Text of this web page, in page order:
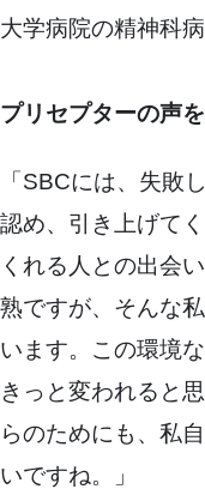
大学病院の精神科
プリセプターの声
「SBCには、失敗
認め、引き上げて
くれる人との出会
熟ですが、そんな
います。この環境
きっと変われると
らのためにも、私
いですね。」